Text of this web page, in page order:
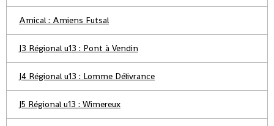
Amical : Amiens Futsal
J3 Régional u13 : Pont à Vendin
J4 Régional u13 : Lomme Délivrance
J5 Régional u13 : Wimereux